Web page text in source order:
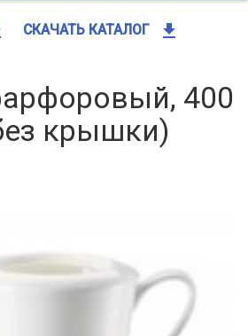
СКАЧАТЬ КАТАЛОГ get_app
400
крышки)